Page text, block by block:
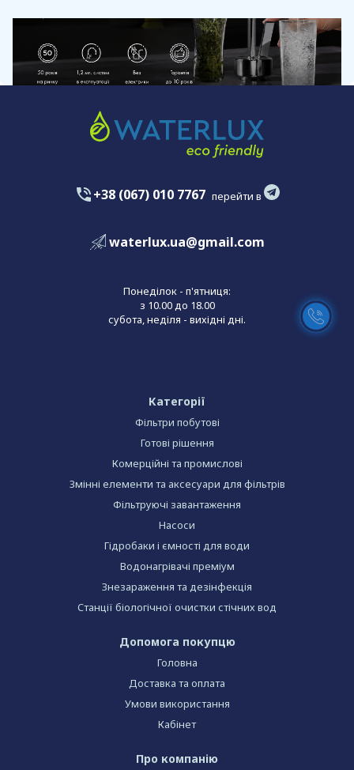
+38 (067) 010 7767 перейти в
waterlux.ua@gmail.com
Понеділок - п'ятниця:
з 10.00 до 18.00
субота, неділя - вихідні дні.
Категорії
Фільтри побутові
Готові рішення
Комерційні та промислові
Змінні елементи та аксесуари для фільтрів
Фільтруючі завантаження
Насоси
Гідробаки і ємності для води
Водонагрівачі преміум
Знезараження та дезінфекція
Станції біологічної очистки стічних вод
Допомога покупцю
Головна
Доставка та оплата
Умови використання
Кабінет
Про компанію